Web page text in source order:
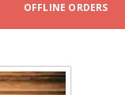
OFFLINE ORDERS